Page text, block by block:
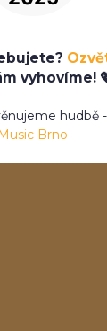
vyhovíme!
hudbě -
Music Brno